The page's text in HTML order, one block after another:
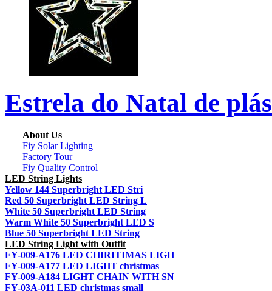
Estrela do Natal de
About Us
Fiy Solar Lighting
Factory Tour
Fiy Quality Control
LED String Lights
Yellow 144 Superbright LED Stri
Red 50 Superbright LED String L
White 50 Superbright LED String
Warm White 50 Superbright LED S
Blue 50 Superbright LED String
LED String Light with Outfit
FY-009-A176 LED CHIRITIMAS LIGH
FY-009-A177 LED LIGHT christmas
FY-009-A184 LIGHT CHAIN WITH SN
FY-03A-011 LED christmas small